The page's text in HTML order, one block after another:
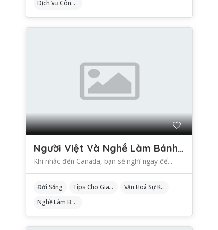
Dịch Vụ Công Cộng Miễn Phí Tại Canada
Người Việt Và Nghề Làm Bánh Ở Canada: Hành Trình Từ Phở Đến Poutine
Khi nhắc đến Canada, bạn sẽ nghĩ ngay đế...
Đời Sống Tips Cho Gia Đình
Văn Hoá Sự Kiện
Nghề Làm Bánh Tại Canada